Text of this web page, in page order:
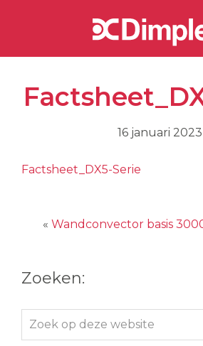
inhoud
16 januari 2023
Factsheet_DX5-Serie
« Wandconvector basis
Zoeken:
Zoek
op